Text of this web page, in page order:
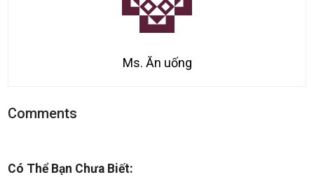
Ms. Ăn uống
Comments
Có Thể Bạn Chưa Biết: